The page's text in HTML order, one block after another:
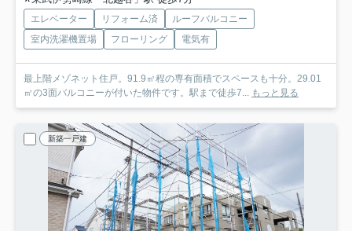
エレベーター リフォーム済
ルーフバルコニー
室内洗濯機置場
フローリング 電気有
最上階メゾネット住戸。91.9㎡程の専有面積でスペースも十分。29.01
㎡の3面バルコニーが付いた物件です。駅まで徒歩7... もっと見る
新築一戸建